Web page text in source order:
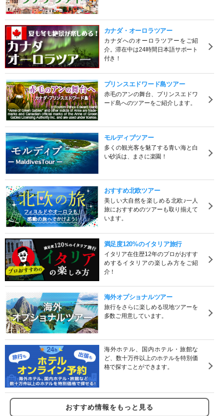
カナダ・オーロラツアー
カナダへのオーロラツアーをご紹
介。滞在中は24時間日本語サポート
付き！
プリンスエドワード島ツアー
赤毛のアンの舞台、プリンスエドワ
ード島へのツアーをご紹介します。
モルディブツアー
多くの観光客を魅了する青い海と白
い砂浜は、まさに楽園！
おすすめ北欧ツアー
美しい大自然を楽しめる北欧♪一人
旅におすすめのツアーも取り揃えて
います。
満足度120%のイタリア旅行
イタリア在住歴12年のプロがおすす
めするイタリアの楽しみ方をご紹
介！
海外オプショナルツアー
旅行をさらに楽しめる現地ツアーを
多数ご用意しています。
海外ホテル、国内ホテル・旅館な
ど、数十万件以上のホテルを特別価
格で探すことができます。
おすすめ情報をもっと見る